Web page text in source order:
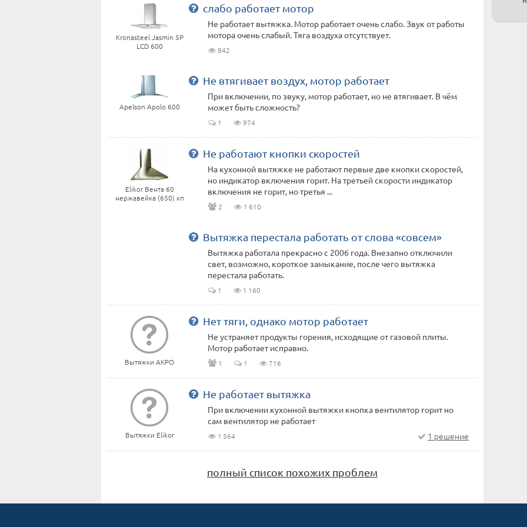
Kronasteel Jasmin 5P
LCD 600
слабо работает мотор
Не работает вытяжка. Мотор работает очень слабо. Звук от работы
мотора очень слабый. Тяга воздуха отсутствует.
842
Apelson Apolo 600
Не втягивает воздух, мотор работает
При включении, по звуку, мотор работает, но не втягивает. В чём
может быть сложность?
1 974
Elikor Вента 60
нержавейка (650) кп
Не работают кнопки скоростей
На кухонной вытяжке не работают первые две кнопки скоростей,
но индикатор включения горит. На третьей скорости индикатор
включения не горит, но третья ...
2 1 610
Вытяжка перестала работать от слова «совсем»
Вытяжка работала прекрасно с 2006 года. Внезапно отключили
свет, возможно, короткое замыкание, после чего вытяжка
перестала работать.
1 1 160
Вытяжки AKPO
Нет тяги, однако мотор работает
Не устраняет продукты горения, исходящие от газовой плиты.
Мотор работает исправно.
1 1 716
Вытяжки Elikor
Не работает вытяжка
При включении кухонной вытяжки кнопка вентилятор горит но
сам вентилятор не работает
1 564 1 решение
полный список похожих проблем